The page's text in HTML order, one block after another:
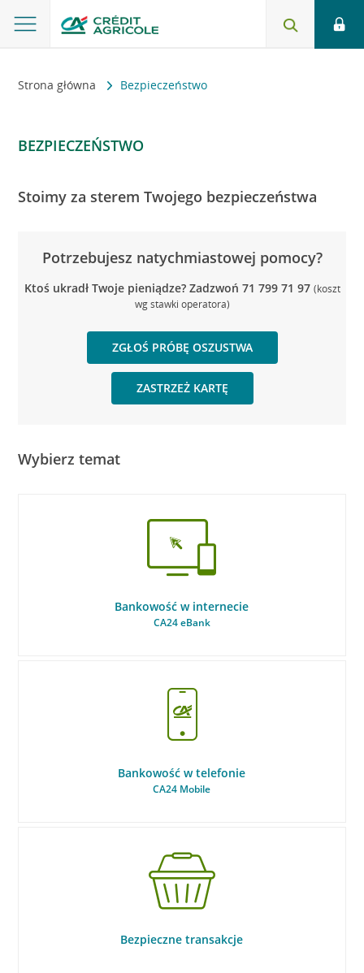
Strona główna Bezpieczeństwo
BEZPIECZEŃSTWO
Stoimy za sterem Twojego bezpieczeństwa
Potrzebujesz natychmiastowej pomocy?
Ktoś ukradł Twoje pieniądze? Zadzwoń 71 799 71 97 (koszt
wg stawki operatora)
ZGŁOŚ PRÓBĘ OSZUSTWA
ZASTRZEŻ KARTĘ
Wybierz temat
Bankowość w internecie
CA24 eBank
Bankowość w telefonie
CA24 Mobile
Bezpieczne transakcje